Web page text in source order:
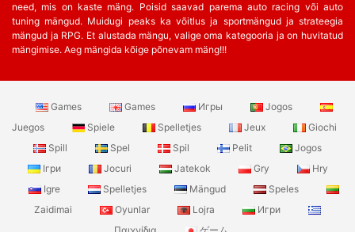
need, mis on kaste mäng. Poisid saavad parema auto racing või auto
tuning mängud. Muidugi peaks ka võitlus ja sportmängud ja strateegia
mängud ja RPG. Et alustada mängu, valige oma kategooria ja on huvitatud
mängimise. Aeg mängida kõige põnevam mäng!!!
Games Games Игры
Jogos
Juegos
Spiele Spelletjes Jeux
Giochi
Spill
Spel Spil Pelit
Jogos
Ігри
Jocuri Jatekok Gry
Hry
Igre
Spelletjes Mängud
Speles
Zaidimai
Oyunlar Lojra
Игри